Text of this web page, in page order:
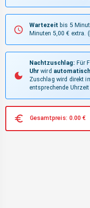
Wartezeit bis 5
Minuten 5,00 € extra.
Nachtzuschlag: Für
Uhr wird
Zuschlag wird direkt
entsprechende
Gesamtpreis: 0.00 €